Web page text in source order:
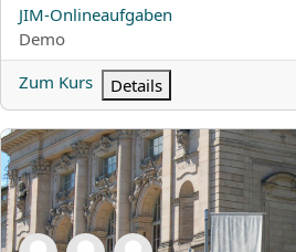
Kursname
JIM-Onlineaufgaben
Kursbereich
Demo
Zum Kurs
Details
Vorbereitung GeoGebra-Tutorialvideos